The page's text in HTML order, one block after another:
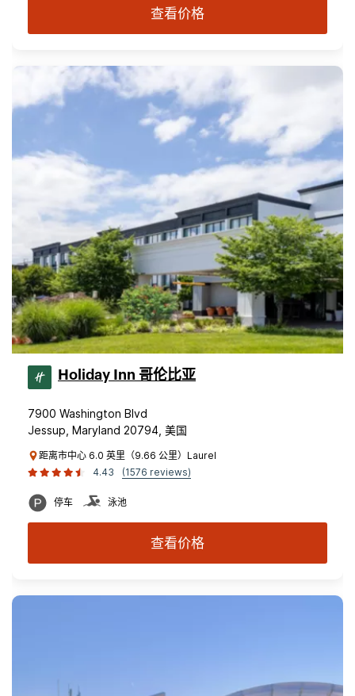
查看价格
Holiday Inn 哥伦比亚
7900 Washington Blvd
Jessup, Maryland 20794, 美国
距离市中心 6.0 英里（9.66 公里）Laurel
4.43
(1576 reviews)
停车 泳池
查看价格